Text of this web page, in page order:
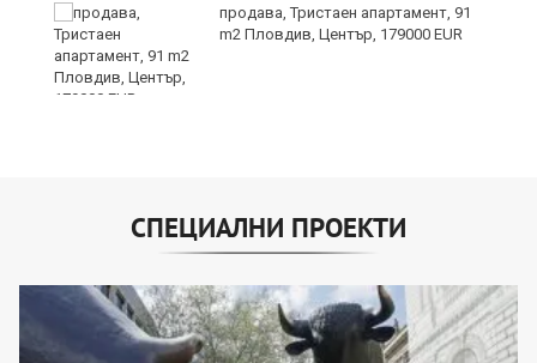
продава, Тристаен апартамент, 91
m2 Пловдив, Център, 179000 EUR
СПЕЦИАЛНИ ПРОЕКТИ